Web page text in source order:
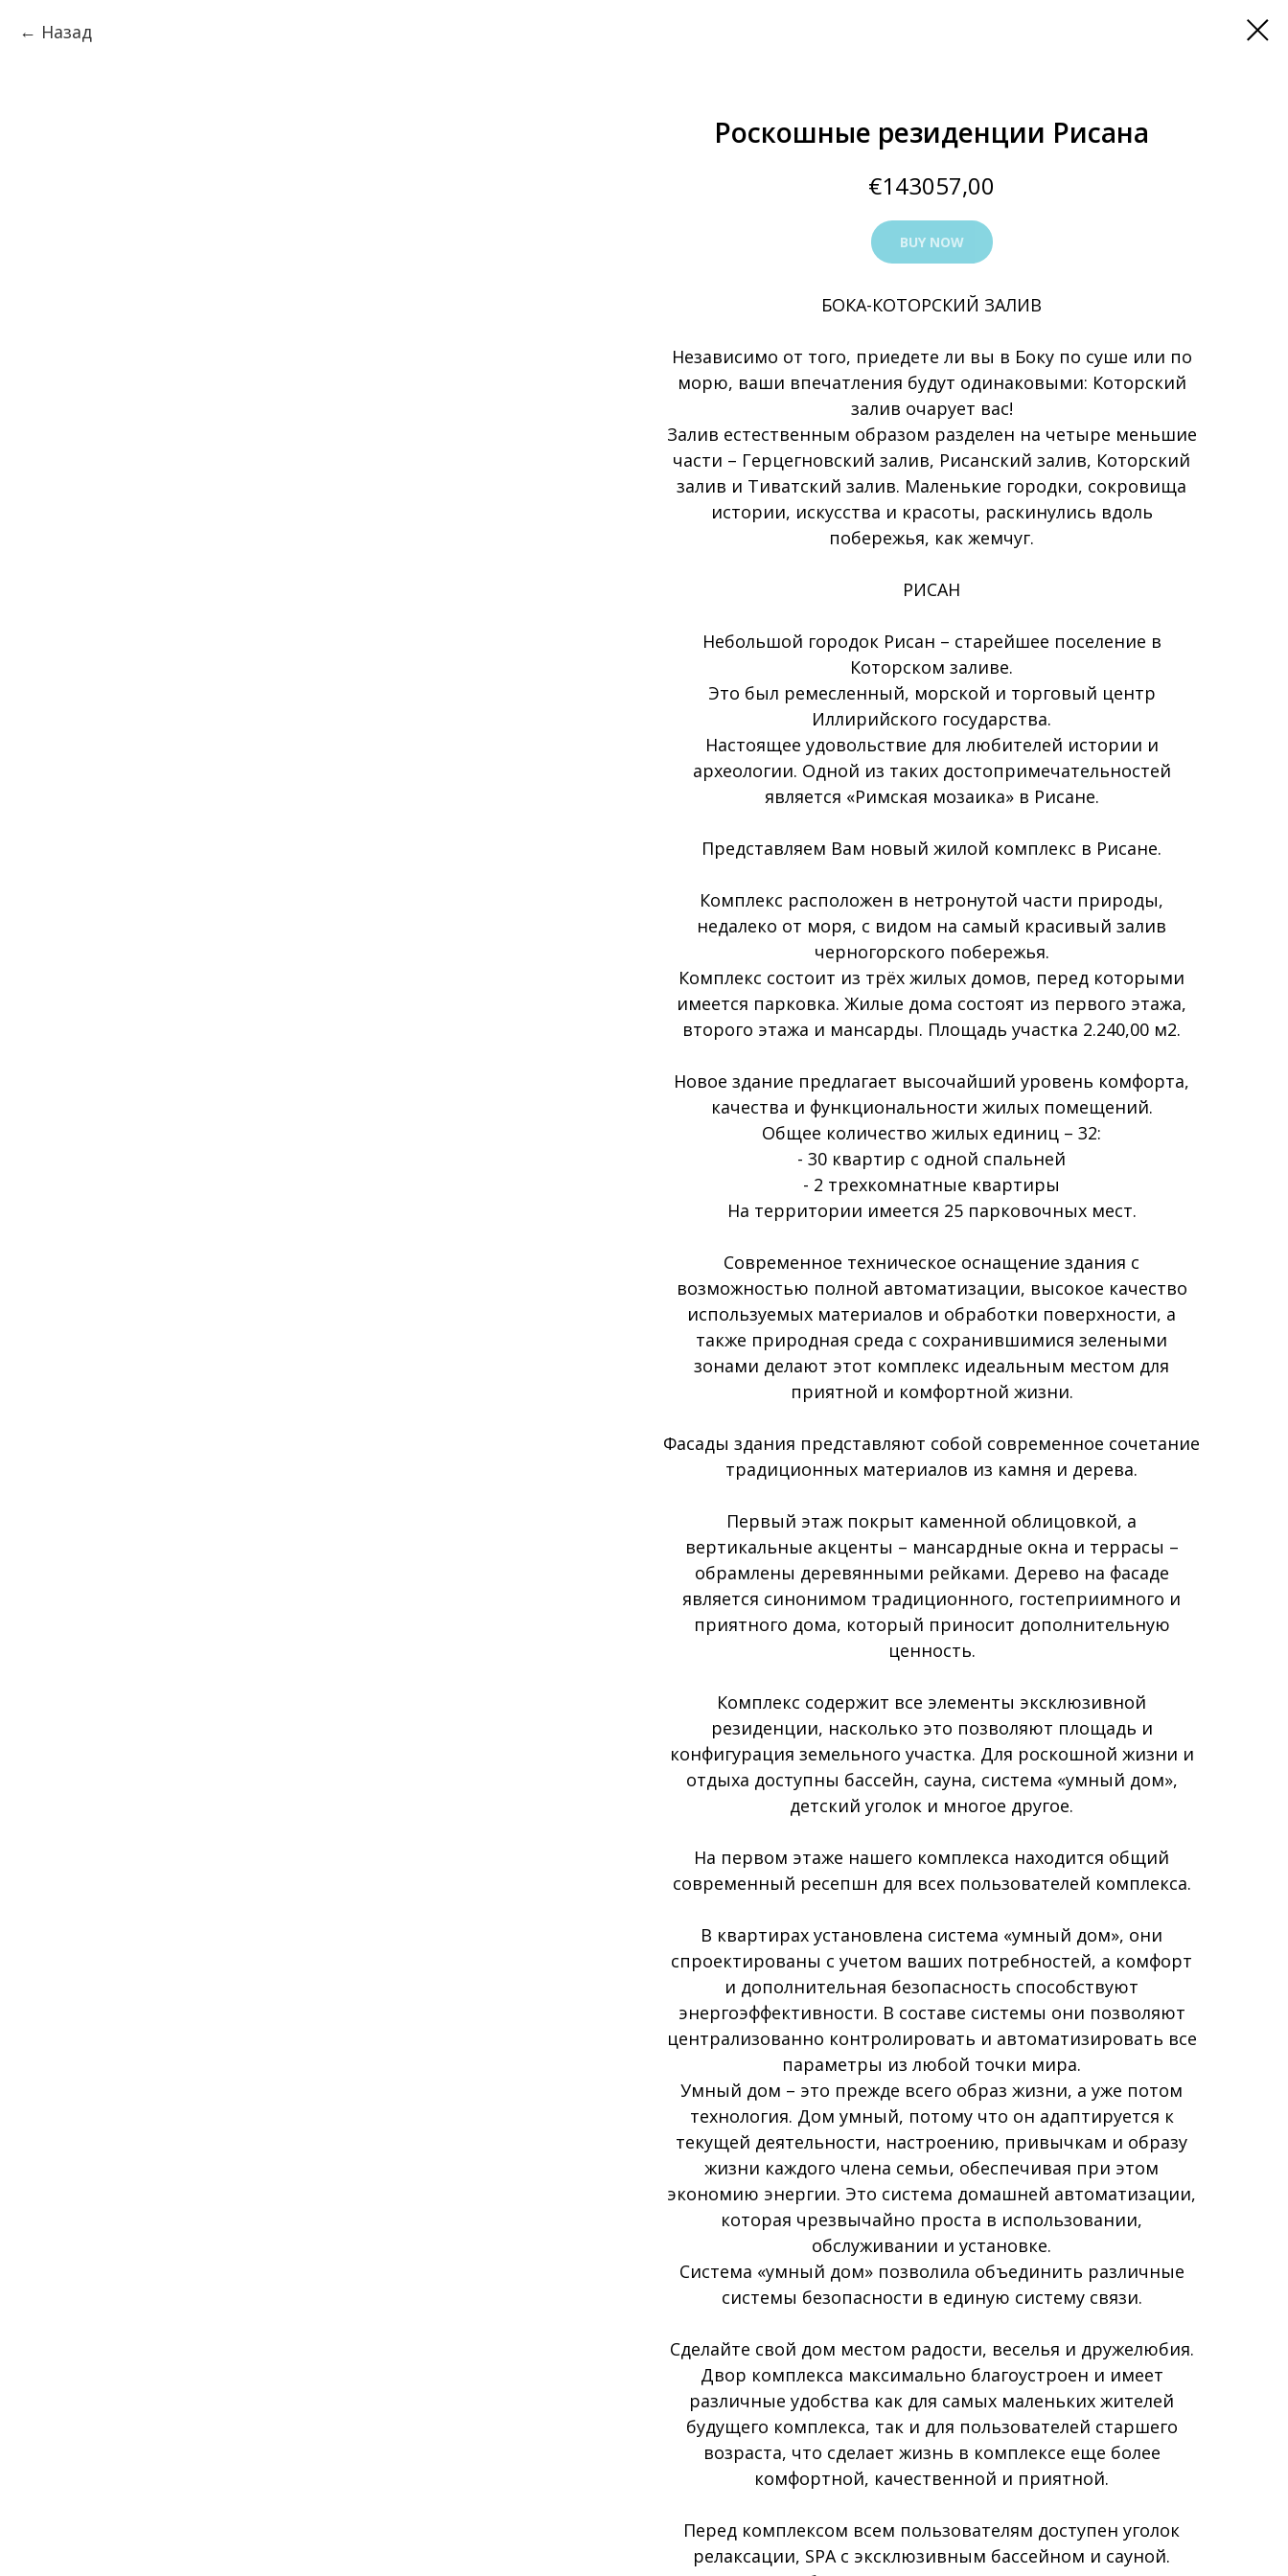
Назад
Роскошные резиденции Рисана
€143057,00
BUY NOW
БОКА-КОТОРСКИЙ ЗАЛИВ
Независимо от того, приедете ли вы в Боку по суше или по
морю, ваши впечатления будут одинаковыми: Которский
залив очарует вас!
Залив естественным образом разделен на четыре меньшие
части – Герцегновский залив, Рисанский залив, Которский
залив и Тиватский залив. Маленькие городки, сокровища
истории, искусства и красоты, раскинулись вдоль
побережья, как жемчуг.
РИСАН
Небольшой городок Рисан – старейшее поселение в
Которском заливе.
Это был ремесленный, морской и торговый центр
Иллирийского государства.
Настоящее удовольствие для любителей истории и
археологии. Одной из таких достопримечательностей
является «Римская мозаика» в Рисане.
Представляем Вам новый жилой комплекс в Рисане.
Комплекс расположен в нетронутой части природы,
недалеко от моря, с видом на самый красивый залив
черногорского побережья.
Комплекс состоит из трёх жилых домов, перед которыми
имеется парковка. Жилые дома состоят из первого этажа,
второго этажа и мансарды. Площадь участка 2.240,00 м2.
Новое здание предлагает высочайший уровень комфорта,
качества и функциональности жилых помещений.
Общее количество жилых единиц – 32:
- 30 квартир с одной спальней
- 2 трехкомнатные квартиры
На территории имеется 25 парковочных мест.
Современное техническое оснащение здания с
возможностью полной автоматизации, высокое качество
используемых материалов и обработки поверхности, а
также природная среда с сохранившимися зелеными
зонами делают этот комплекс идеальным местом для
приятной и комфортной жизни.
Фасады здания представляют собой современное сочетание
традиционных материалов из камня и дерева.
Первый этаж покрыт каменной облицовкой, а
вертикальные акценты – мансардные окна и террасы –
обрамлены деревянными рейками. Дерево на фасаде
является синонимом традиционного, гостеприимного и
приятного дома, который приносит дополнительную
ценность.
Комплекс содержит все элементы эксклюзивной
резиденции, насколько это позволяют площадь и
конфигурация земельного участка. Для роскошной жизни и
отдыха доступны бассейн, сауна, система «умный дом»,
детский уголок и многое другое.
На первом этаже нашего комплекса находится общий
современный ресепшн для всех пользователей комплекса.
В квартирах установлена система «умный дом», они
спроектированы с учетом ваших потребностей, а комфорт
и дополнительная безопасность способствуют
энергоэффективности. В составе системы они позволяют
централизованно контролировать и автоматизировать все
параметры из любой точки мира.
Умный дом – это прежде всего образ жизни, а уже потом
технология. Дом умный, потому что он адаптируется к
текущей деятельности, настроению, привычкам и образу
жизни каждого члена семьи, обеспечивая при этом
экономию энергии. Это система домашней автоматизации,
которая чрезвычайно проста в использовании,
обслуживании и установке.
Система «умный дом» позволила объединить различные
системы безопасности в единую систему связи.
Сделайте свой дом местом радости, веселья и дружелюбия.
Двор комплекса максимально благоустроен и имеет
различные удобства как для самых маленьких жителей
будущего комплекса, так и для пользователей старшего
возраста, что сделает жизнь в комплексе еще более
комфортной, качественной и приятной.
Перед комплексом всем пользователям доступен уголок
релаксации, SPA с эксклюзивным бассейном и сауной.